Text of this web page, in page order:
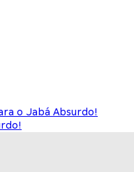
o Jabá Absurdo!